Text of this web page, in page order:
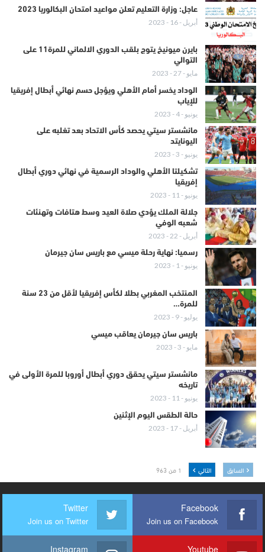
عاجل: وزارة التعليم تعلن مواعيد امتحان البكالوريا 2023
أبريل - 16 - 2023
بايرن ميونيخ يتوج بلقب الدوري الالماني للمرة11 على
التوالي
مايو - 27 - 2023
الوداد يخسر أمام الأهلي ويؤجل حسم نهائي أبطال إفريقيا
للإياب
يونيو - 4 - 2023
مانشستر سيتي يحصد كأس الاتحاد بعد تغلبه على
اليونايتد
يونيو - 3 - 2023
تشكيلتا الأهلي والوداد الرسمية في نهائي دوري أبطال
إفريقيا
يونيو - 11 - 2023
جلالة الملك يؤدي صلاة العيد وسط هتافات وتهنئات
شعبه الوفي
أبريل - 22 - 2023
رسميا: نهاية رحلة ميسي مع باريس سان جيرمان
يونيو - 1 - 2023
المنتخب المغربي بطلا لكأس إفريقيا لأقل من 23 سنة
للمرة…
يوليو - 9 - 2023
باريس سان جيرمان يعاقب ميسي
مايو - 3 - 2023
مانشستر سيتي يحقق دوري أبطال أوروبا للمرة الأولى في
تاريخه
يونيو - 11 - 2023
حالة الطقس اليوم الإثنين
أبريل - 17 - 2023
السابق التالي 1 من 963
Facebook
Join us on Facebook
Twitter
Join us on Twitter
Youtube
Instagram